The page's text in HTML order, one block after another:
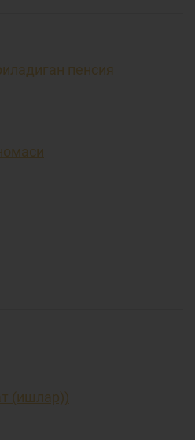
пенсия
(ишлар))